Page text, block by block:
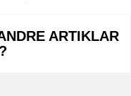
ARTIKLAR